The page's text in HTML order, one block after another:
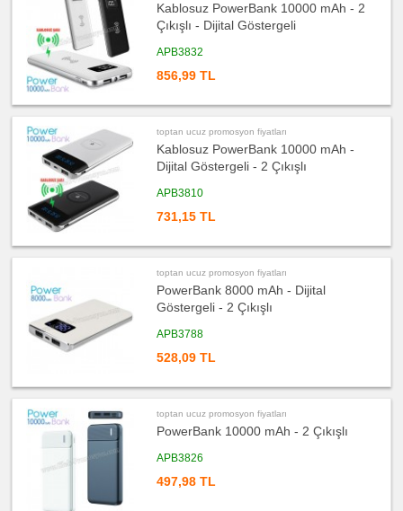
Kablosuz PowerBank 10000 mAh - 2
Çıkışlı - Dijital Göstergeli
APB3832
856,99 TL
toptan ucuz promosyon fiyatları
Kablosuz PowerBank 10000 mAh -
Dijital Göstergeli - 2 Çıkışlı
APB3810
731,15 TL
toptan ucuz promosyon fiyatları
PowerBank 8000 mAh - Dijital
Göstergeli - 2 Çıkışlı
APB3788
528,09 TL
toptan ucuz promosyon fiyatları
PowerBank 10000 mAh - 2 Çıkışlı
APB3826
497,98 TL
promosyon
Makyaj
Aynası
Manikür
Seti
ucuz
Şerit
&
Mezura
ucuz
promosyon
Çakı
El
Feneri
promosyon
ucuz
promosyon
Masa
Çanta
Askısı
ucuz